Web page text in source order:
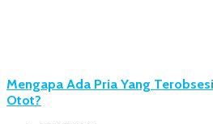
Mengapa Ada Pria Yang
Otot?